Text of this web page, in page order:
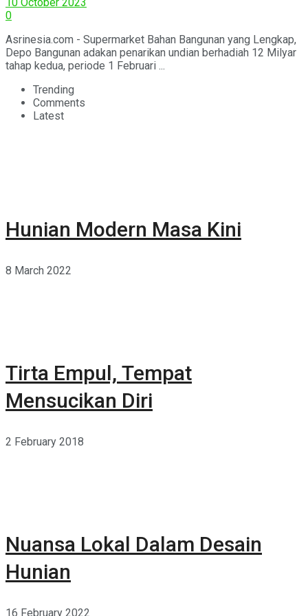
0
Asrinesia.com - Supermarket Bahan Bangunan yang Lengkap,
Depo Bangunan adakan penarikan undian berhadiah 12 Milyar
tahap kedua, periode 1 Februari ...
Trending
Comments
Latest
Hunian Modern Masa Kini
8 March 2022
Tirta Empul, Tempat
Mensucikan Diri
2 February 2018
Nuansa Lokal Dalam Desain
Hunian
16 February 2022